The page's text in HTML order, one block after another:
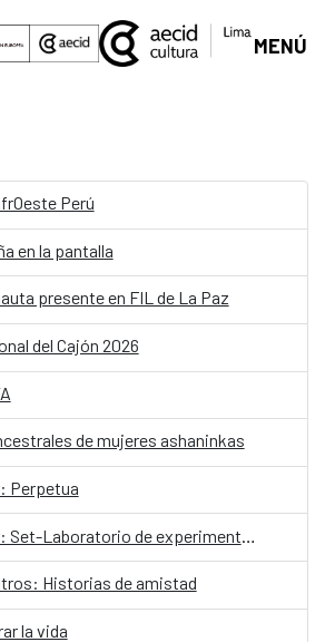
MENÚ
Perú
en la pantalla
presente en FIL de La Paz
del Cajón 2026
de mujeres ashaninkas
Perpetua
Historias de amistad
la vida